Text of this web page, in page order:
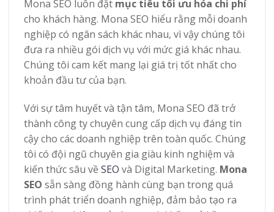
Mona SEO luôn đặt mục tiêu tối ưu hóa chi phí
cho khách hàng. Mona SEO hiểu rằng mỗi doanh
nghiệp có ngân sách khác nhau, vì vậy chúng tôi
đưa ra nhiều gói dịch vụ với mức giá khác nhau.
Chúng tôi cam kết mang lại giá trị tốt nhất cho
khoản đầu tư của bạn.
Với sự tâm huyết và tận tâm, Mona SEO đã trở
thành công ty chuyên cung cấp dịch vụ đáng tin
cậy cho các doanh nghiệp trên toàn quốc. Chúng
tôi có đội ngũ chuyên gia giàu kinh nghiệm và
kiến thức sâu về SEO và Digital Marketing. Mona
SEO sẵn sàng đồng hành cùng bạn trong quá
trình phát triển doanh nghiệp, đảm bảo tạo ra